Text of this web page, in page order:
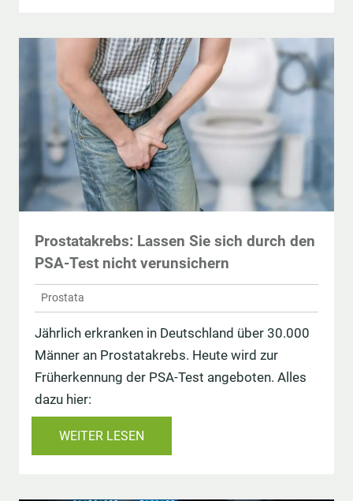
Prostatakrebs: Lassen Sie sich durch den
PSA-Test nicht verunsichern
Prostata
Jährlich erkranken in Deutschland über 30.000
Männer an Prostatakrebs. Heute wird zur
Früherkennung der PSA-Test angeboten. Alles
dazu hier:
WEITER LESEN